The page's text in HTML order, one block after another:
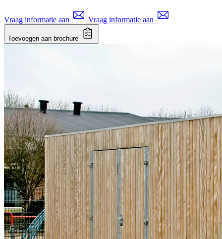
Vraag informatie aan Vraag informatie aan
Toevoegen aan brochure